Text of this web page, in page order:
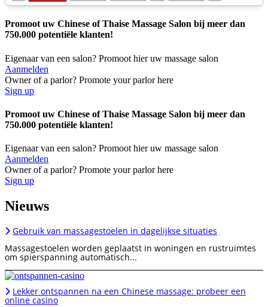
Promoot uw Chinese of Thaise Massage Salon bij meer dan
750.000 potentiële klanten!
Eigenaar van een salon? Promoot hier uw massage salon
Aanmelden
Owner of a parlor? Promote your parlor here
Sign up
Promoot uw Chinese of Thaise Massage Salon bij meer dan
750.000 potentiële klanten!
Eigenaar van een salon? Promoot hier uw massage salon
Aanmelden
Owner of a parlor? Promote your parlor here
Sign up
Nieuws
Gebruik van massagestoelen in dagelijkse situaties
Massagestoelen worden geplaatst in woningen en rustruimtes
om spierspanning automatisch...
Lekker ontspannen na een Chinese massage: probeer een
online casino